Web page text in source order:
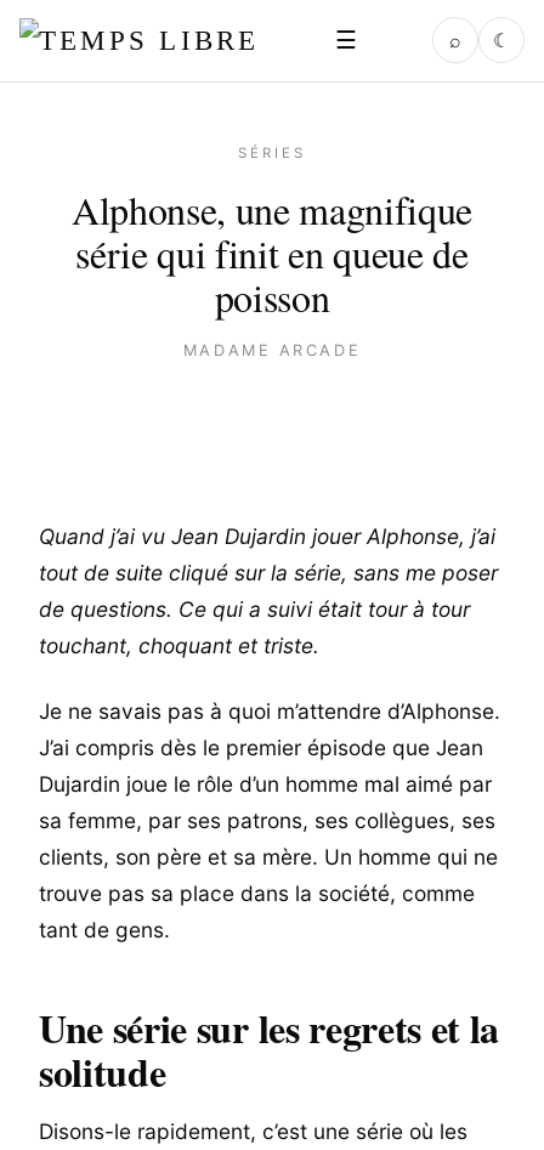
☰ ⌕ ☾
SÉRIES
Alphonse, une magnifique
série qui finit en queue de
poisson
MADAME ARCADE
Quand j’ai vu Jean Dujardin jouer Alphonse, j’ai
tout de suite cliqué sur la série, sans me poser
de questions. Ce qui a suivi était tour à tour
touchant, choquant et triste.
Je ne savais pas à quoi m’attendre d’Alphonse.
J’ai compris dès le premier épisode que Jean
Dujardin joue le rôle d’un homme mal aimé par
sa femme, par ses patrons, ses collègues, ses
clients, son père et sa mère. Un homme qui ne
trouve pas sa place dans la société, comme
tant de gens.
Une série sur les regrets et la
solitude
Disons-le rapidement, c’est une série où les